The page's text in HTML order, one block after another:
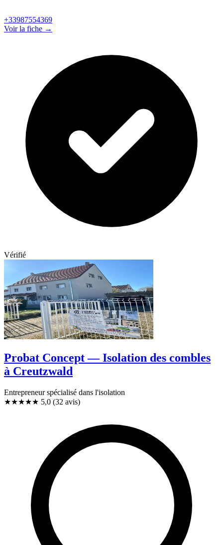
+33987554369
Voir la fiche →
Vérifié
Probat Concept — Isolation des combles
à Creutzwald
Entrepreneur spécialisé dans l'isolation
★★★★★ 5,0 (32 avis)